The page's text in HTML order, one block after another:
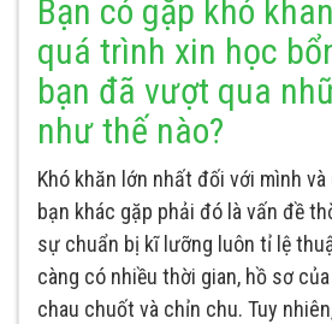
Bạn có gặp khó
quá trình xin học
bạn đã vượt qua
như thế nào?
Khó khăn lớn nhất đối với mình
bạn khác gặp phải đó là vấn đề
sự chuẩn bị kĩ lưỡng luôn tỉ lệ
càng có nhiều thời gian, hồ sơ
chau chuốt và chỉn chu. Tuy